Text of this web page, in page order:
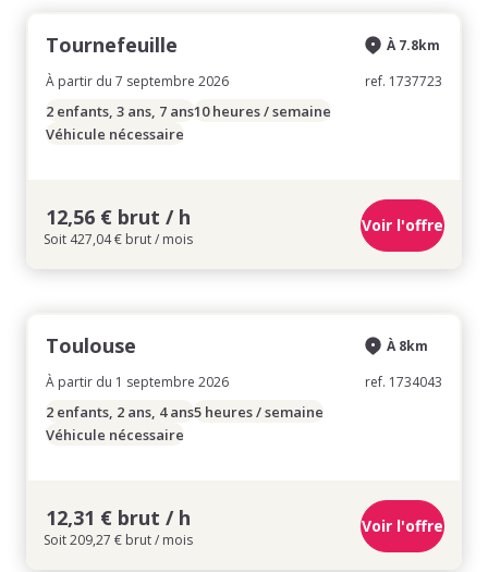
Tournefeuille
À partir du 7 septembre 2026
À 7.8km
ref. 1737723
2 enfants, 3 ans, 7 ans10 heures / semaine
Véhicule nécessaire
12,56 € brut / h
Soit 427,04 € brut / mois
Voir l'offre
Toulouse
À partir du 1 septembre 2026
À 8km
ref. 1734043
2 enfants, 2 ans, 4 ans5 heures / semaine
Véhicule nécessaire
12,31 € brut / h
Soit 209,27 € brut / mois
Voir l'offre